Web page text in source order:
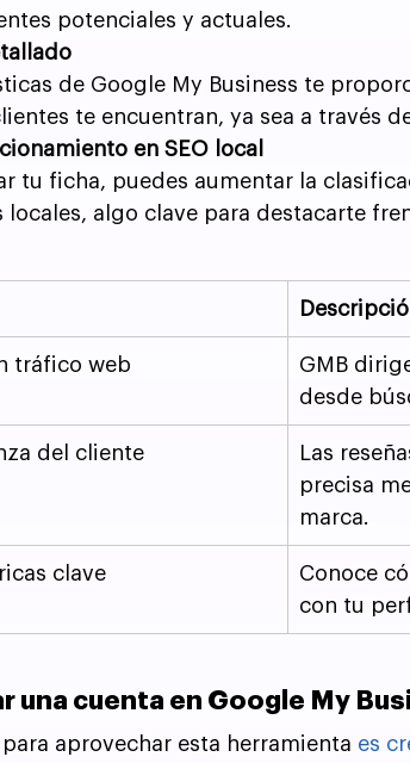
potenciales y actuales.
de Google My Business te
te encuentran, ya sea a través
en SEO local
tu ficha, puedes aumentar la
locales, algo clave para destacarte
tráfico web
GMB
desde
del cliente
Las
precisa
marca.
clave
Conoce
con tu
una cuenta en Google My
aprovechar esta herramienta es